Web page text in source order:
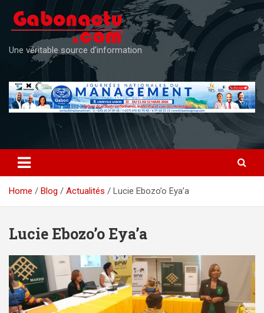
content
Une véritable source d'information
Home Blog Actualités Lucie Ebozo’o Eya’a
Lucie Ebozo’o Eya’a